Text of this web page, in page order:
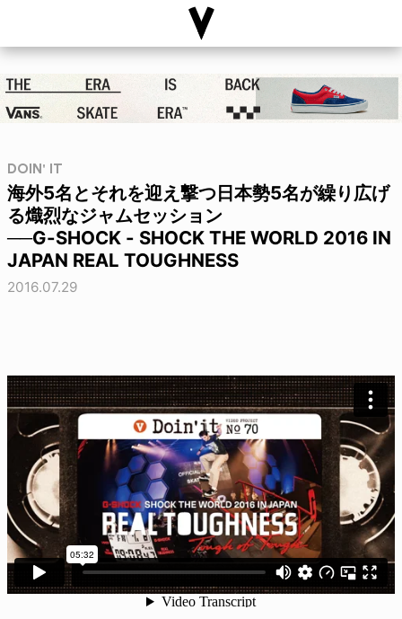
DOIN' IT
海外5名とそれを迎え撃つ日本勢5名が繰り広げ
る熾烈なジャムセッション
──G-SHOCK - SHOCK THE WORLD 2016 IN
JAPAN REAL TOUGHNESS
2016.07.29